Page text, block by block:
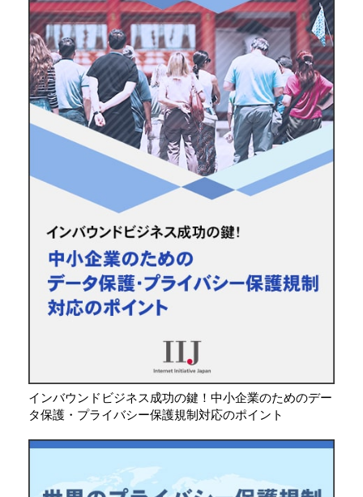
インバウンドビジネス成功の鍵！中小企業のためのデー
タ保護・プライバシー保護規制対応のポイント